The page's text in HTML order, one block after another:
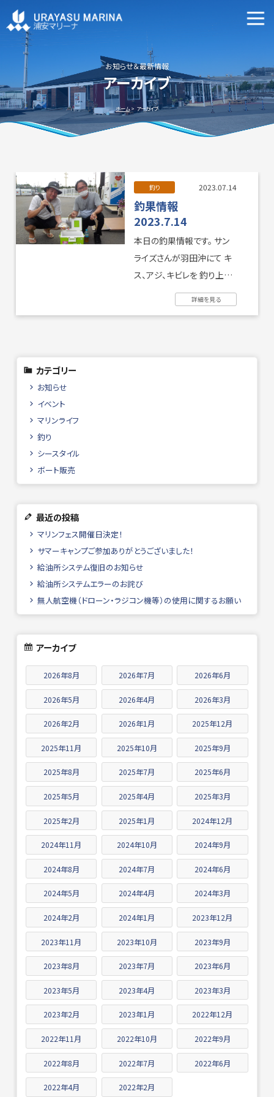
マリーナ施設案内
申込資格・艇の種類等
新艇・中古艇情報
ビジターバースご利用について よくあるご質問
お問い合わせ
お知らせ＆最新情報
アーカイブ
ホーム アーカイブ
釣り 2023.07.14
釣果情報
2023.7.14
本日の釣果情報です。 サン
ライズさんが羽田沖にて キ
ス、アジ、キビレを 釣り上げ
ましたよ♪ 何匹釣ったか
詳細を見る
カテゴリー
お知らせ
イベント
マリンライフ
釣り
シースタイル
ボート販売
最近の投稿
マリンフェス開催日決定！
サマーキャンプご参加ありがとうございました！
給油所システム復旧のお知らせ
給油所システムエラーのお詫び
無人航空機（ドローン・ラジコン機等）の使用に関するお願い
アーカイブ
2026年8月 2026年7月 2026年6月
2026年5月 2026年4月 2026年3月
2026年2月 2026年1月 2025年12月
2025年11月 2025年10月 2025年9月
2025年8月 2025年7月 2025年6月
2025年5月 2025年4月 2025年3月
2025年2月 2025年1月 2024年12月
2024年11月 2024年10月 2024年9月
2024年8月 2024年7月 2024年6月
2024年5月 2024年4月 2024年3月
2024年2月 2024年1月 2023年12月
2023年11月 2023年10月 2023年9月
2023年8月 2023年7月 2023年6月
2023年5月 2023年4月 2023年3月
2023年2月 2023年1月 2022年12月
2022年11月 2022年10月 2022年9月
2022年8月 2022年7月 2022年6月
2022年4月 2022年2月